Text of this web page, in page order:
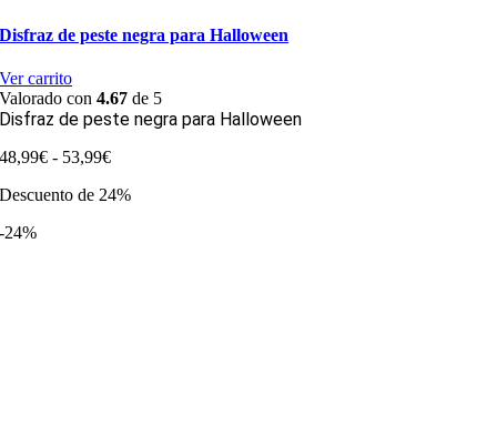
Disfraz de peste negra para Halloween
Ver carrito
Valorado con4.67 de 5
Disfraz de peste negra para Halloween
48,99€ - 53,99€Rango
precios:
Descuento de 24%
-24%